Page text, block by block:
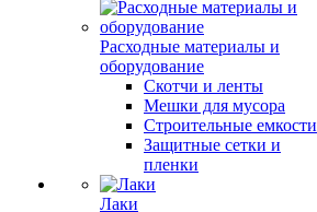
Расходные материалы и
оборудование
Скотчи и ленты
Мешки для мусора
Строительные емкости
Защитные сетки и
пленки
Лаки